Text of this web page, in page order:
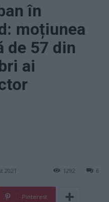
în
moțiunea
de 57 din
ai
2021 6
1292
Pinterest